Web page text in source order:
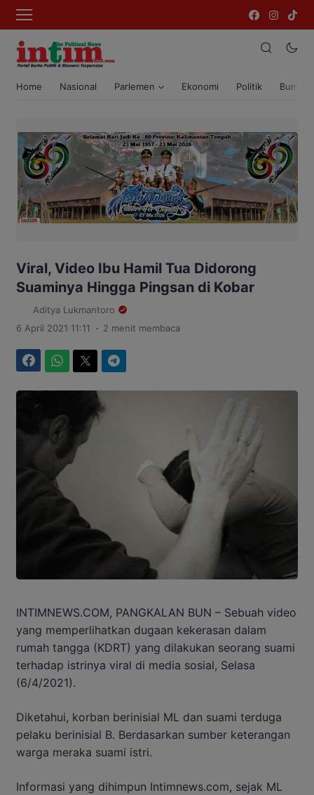
Home Nasional Parlemen Ekonomi Politik Bumi
Viral, Video Ibu Hamil Tua Didorong
Suaminya Hingga Pingsan di Kobar
Aditya Lukmantoro
6 April 2021 11:11
. 2 menit membaca
INTIMNEWS.COM, PANGKALAN BUN – Sebuah video
yang memperlihatkan dugaan kekerasan dalam
rumah tangga (KDRT) yang dilakukan seorang suami
terhadap istrinya viral di media sosial, Selasa
(6/4/2021).
Diketahui, korban berinisial ML dan suami terduga
pelaku berinisial B. Berdasarkan sumber keterangan
warga meraka suami istri.
Informasi yang dihimpun Intimnews.com, sejak ML